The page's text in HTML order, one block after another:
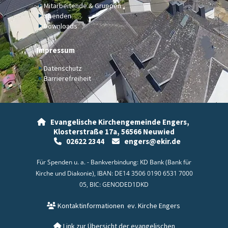
Mitarbeitende & Gruppen
Spenden
Downloads
Impressum
Datenschutz
Barrierefreiheit

Evangelische Kirchengemeinde Engers,
Klosterstraße 17a, 56566 Neuwied
02622 2344 engers@ekir.de
Für Spenden u. a. - Bankverbindung: KD Bank (Bank für
Kirche und Diakonie), IBAN: DE14 3506 0190 6531 7000
05, BIC: GENODED1DKD
Kontaktinformationen ev. Kirche Engers
Link zur Übersicht der evangelischen